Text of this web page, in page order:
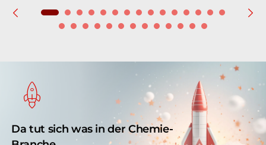
Da tut sich was in der Chemie-